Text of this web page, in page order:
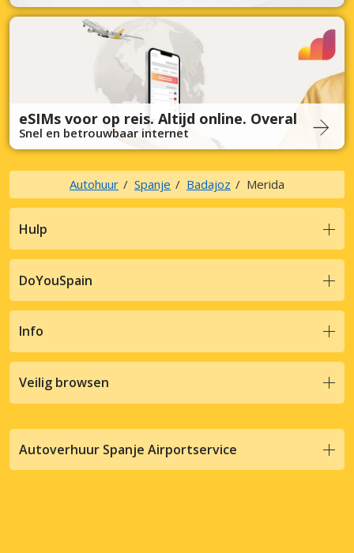
eSIMs voor op reis. Altijd online. Overal
Snel en betrouwbaar internet
Autohuur Spanje Badajoz Merida
Hulp
DoYouSpain
Info
Veilig browsen
Autoverhuur Spanje Airportservice